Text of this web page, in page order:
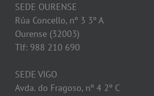
SEDE OURENSE
Rúa Concello, nº 3 3º A
Ourense (32003)
Tlf: 988 210 690
SEDE VIGO
Avda. do Fragoso, nº 4 2º C